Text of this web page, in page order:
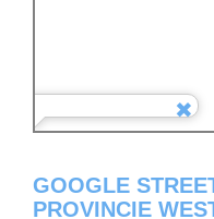
GOOGLE
PROVINCIE